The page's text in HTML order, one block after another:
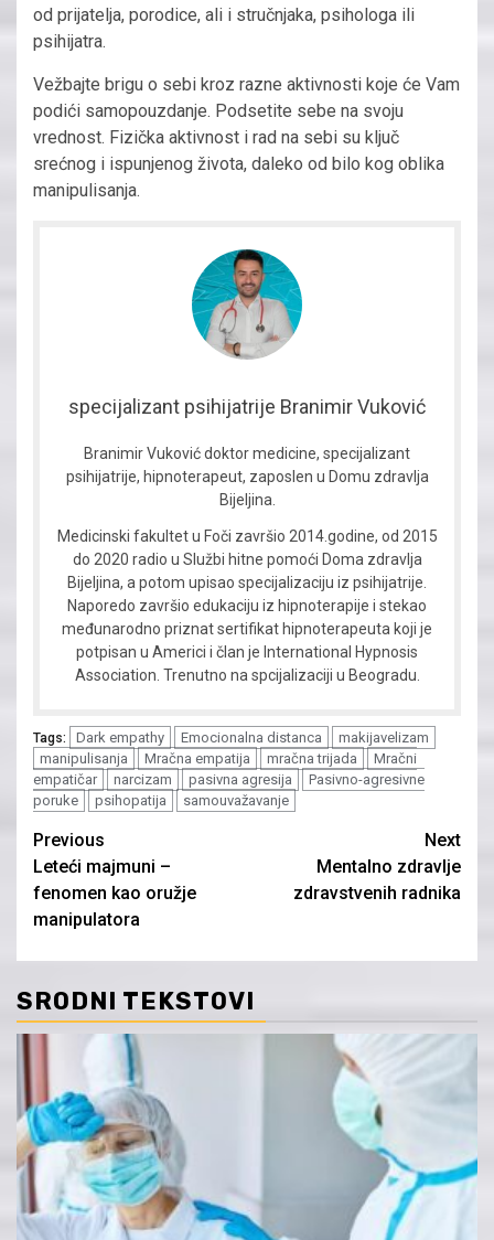
od prijatelja, porodice, ali i stručnjaka, psihologa ili
psihijatra.
Vežbajte brigu o sebi kroz razne aktivnosti koje će Vam
podići samopouzdanje. Podsetite sebe na svoju
vrednost. Fizička aktivnost i rad na sebi su ključ
srećnog i ispunjenog života, daleko od bilo kog oblika
manipulisanja.
specijalizant psihijatrije Branimir Vuković
Branimir Vuković doktor medicine, specijalizant
psihijatrije, hipnoterapeut, zaposlen u Domu zdravlja
Bijeljina.
Medicinski fakultet u Foči završio 2014.godine, od 2015
do 2020 radio u Službi hitne pomoći Doma zdravlja
Bijeljina, a potom upisao specijalizaciju iz psihijatrije.
Naporedo završio edukaciju iz hipnoterapije i stekao
međunarodno priznat sertifikat hipnoterapeuta koji je
potpisan u Americi i član je International Hypnosis
Association. Trenutno na spcijalizaciji u Beogradu.
Tags: Dark empathy Emocionalna distanca
makijavelizam
manipulisanja
Mračna empatija mračna trijada
Mračni
empatičar
narcizam pasivna agresija
Pasivno-agresivne
poruke
psihopatija samouvažavanje
Continue
Reading
Previous
Leteći majmuni –
fenomen kao oružje
manipulatora
Next
Mentalno zdravlje
zdravstvenih radnika
SRODNI TEKSTOVI